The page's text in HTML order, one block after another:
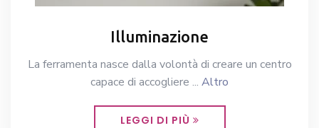
Illuminazione
La ferramenta nasce dalla volontà di creare un centro
capace di accogliere ... Altro
LEGGI DI PIÙ